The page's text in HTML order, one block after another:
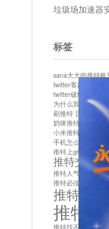
垃圾场加速器
标签
sana大大的推特账
twitter客服
twitter破解版下载
为什么我推特无法
刷推特 国内为什
奶咪推特
如何找
小米推特闪退是怎
手机怎么注册推特
推特上ghs的女博主
推特交友
推特人气萌货小蔡
推特必须用外网吗
推特怎么
推特
推特找不到账号